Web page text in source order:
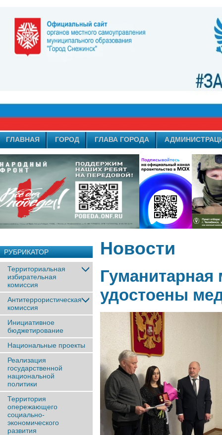
ГЛАВНАЯ ГОРОД ГЛАВА ГОРОДА
РУБРИКАТОР
Территориальная
избирательная
комиссия
Антитеррористическая
комиссия
Инициативное
бюджетирование
Национальные проекты
Реализация
государственной
национальной
политики
Территория
опережающего
социально-
экономического
развития
Новости
удостоены